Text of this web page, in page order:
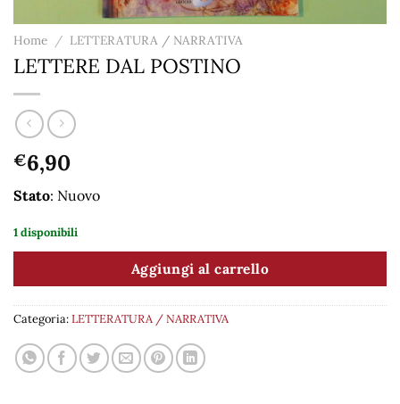
Home / LETTERATURA / NARRATIVA
LETTERE DAL POSTINO
€6,90
Stato: Nuovo
1 disponibili
Aggiungi al carrello
Categoria:LETTERATURA / NARRATIVA